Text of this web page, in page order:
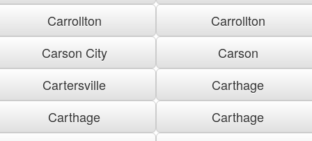
Carrollton
Carrollton
Carson City
Carson
Cartersville
Carthage
Carthage
Carthage